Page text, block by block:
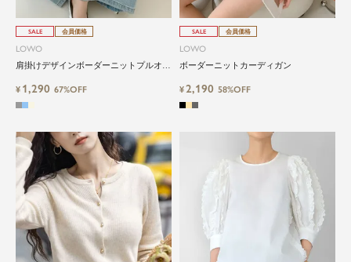
SALE 会員価格
LOWO
肩掛けデザインボーダーニットプルオー
¥ 1,290 67%OFF
SALE 会員価格
LOWO
ボーダーニットカーディガン
¥2,190 58%OFF